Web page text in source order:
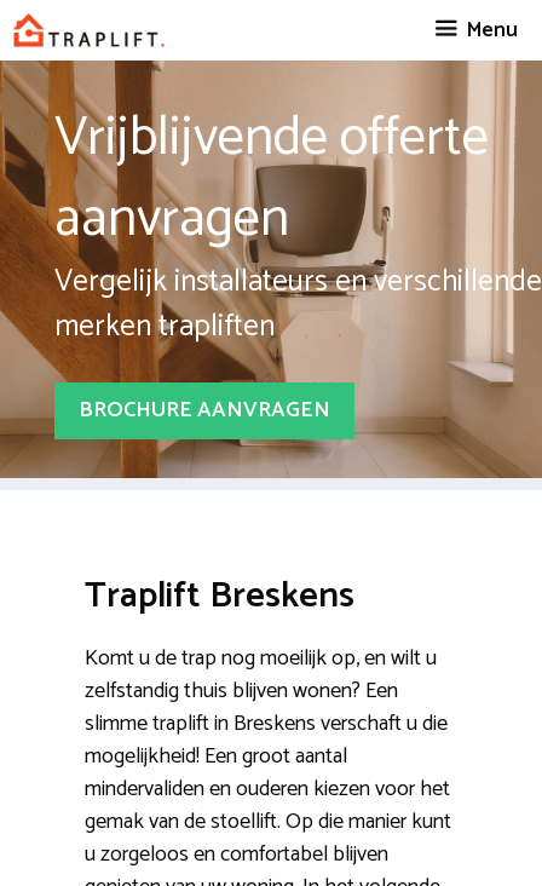
Spring
naar
inhoud
Menu
Vrijblijvende offerte
aanvragen
Vergelijk installateurs en verschillende
merken trapliften
BROCHURE AANVRAGEN
Traplift Breskens
Komt u de trap nog moeilijk op, en wilt u
zelfstandig thuis blijven wonen? Een
slimme traplift in Breskens verschaft u die
mogelijkheid! Een groot aantal
mindervaliden en ouderen kiezen voor het
gemak van de stoellift. Op die manier kunt
u zorgeloos en comfortabel blijven